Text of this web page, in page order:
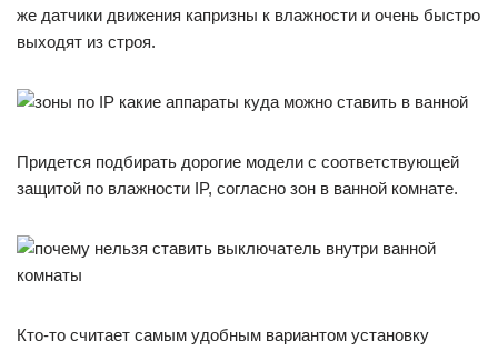
же датчики движения капризны к влажности и очень быстро
выходят из строя.
Придется подбирать дорогие модели с соответствующей
защитой по влажности IP, согласно зон в ванной комнате.
Кто-то считает самым удобным вариантом установку